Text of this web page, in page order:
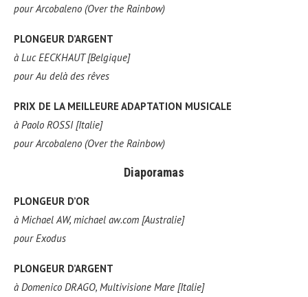
pour Arcobaleno (Over the Rainbow)
PLONGEUR D’ARGENT
à Luc EECKHAUT [Belgique]
pour Au delà des rêves
PRIX DE LA MEILLEURE ADAPTATION MUSICALE
à Paolo ROSSI [Italie]
pour Arcobaleno (Over the Rainbow)
Diaporamas
PLONGEUR D’OR
à Michael AW, michael aw.com [Australie]
pour Exodus
PLONGEUR D’ARGENT
à Domenico DRAGO, Multivisione Mare [Italie]